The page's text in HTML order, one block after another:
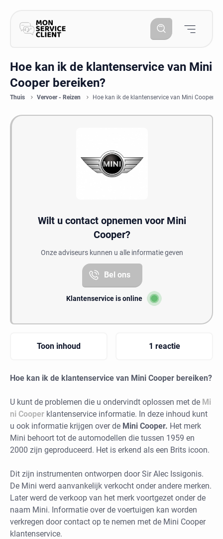
Hoe kan ik de klantenservice van Mini
Cooper bereiken?
Thuis Vervoer - Reizen Hoe kan ik de klantenservice van Mini Cooper
Wilt u contact opnemen voor Mini
Cooper?
Onze adviseurs kunnen u alle informatie geven
Bel ons
Klantenservice is online
Toon inhoud 1 reactie
Hoe kan ik de klantenservice van Mini Cooper bereiken?
U kunt de problemen die u ondervindt oplossen met de Mi
ni Cooper klantenservice informatie. In deze inhoud kunt
u ook informatie krijgen over de Mini Cooper. Het merk
Mini behoort tot de automodellen die tussen 1959 en
2000 zijn geproduceerd. Het is erkend als een Brits icoon.
Dit zijn instrumenten ontworpen door Sir Alec Issigonis.
De Mini werd aanvankelijk verkocht onder andere merken.
Later werd de verkoop van het merk voortgezet onder de
naam Mini. Informatie over de voertuigen kan worden
verkregen door contact op te nemen met de Mini Cooper
klantenservice.